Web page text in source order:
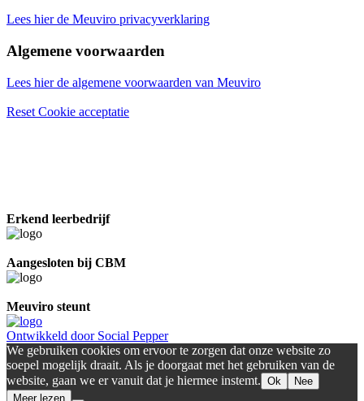
Lees hier de Meuviro privacyverklaring
Algemene voorwaarden
Lees hier de algemene voorwaarden van Meuviro
Reset Cookie acceptatie
Erkend leerbedrijf
Aangesloten bij CBM
Meuviro steunt
Ontwikkeld door Social Pepper
We gebruiken cookies om ervoor te zorgen dat onze website zo
soepel mogelijk draait. Als je doorgaat met het gebruiken van de
website, gaan we er vanuit dat je hiermee instemt. Ok
Nee
Meer lezen